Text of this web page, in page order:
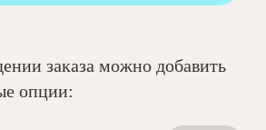
заказа можно добавить
опции: